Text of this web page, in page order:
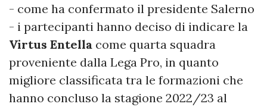
- come ha confermato il presidente Salerno
- i partecipanti hanno deciso di indicare la
Virtus Entella come quarta squadra
proveniente dalla Lega Pro, in quanto
migliore classificata tra le formazioni che
hanno concluso la stagione 2022/23 al